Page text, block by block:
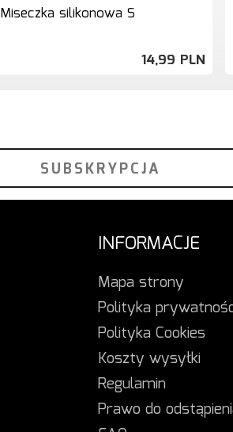
Miseczka silikonowa S
14,99 PLN
INFORMACJE
Mapa strony
Polityka
Polityka Cookies
Koszty wysyłki
Regulamin
Prawo do